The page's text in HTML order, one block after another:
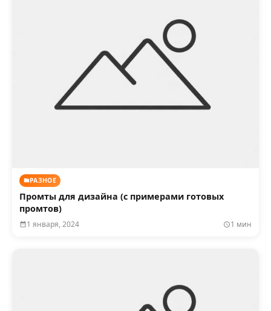
РАЗНОЕ
Промты для дизайна (с примерами готовых
промтов)
1 января, 2024 1 мин